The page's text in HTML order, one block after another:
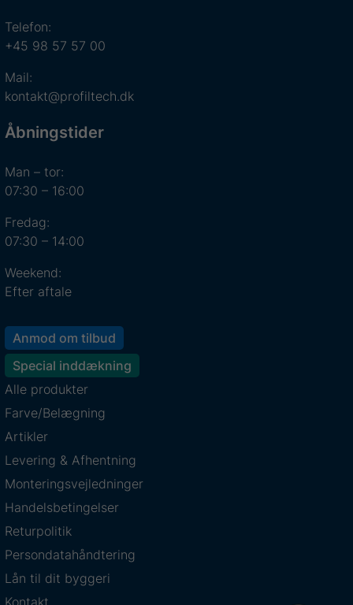
Telefon:
+45 98 57 57 00
Mail:
kontakt@profiltech.dk
Åbningstider
Man – tor:
07:30 – 16:00
Fredag:
07:30 – 14:00
Weekend:
Efter aftale
Anmod om tilbud
Special inddækning
Alle produkter
Farve/Belægning
Artikler
Levering & Afhentning
Monteringsvejledninger
Handelsbetingelser
Returpolitik
Persondatahåndtering
Lån til dit byggeri